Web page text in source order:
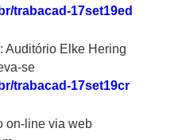
trabacad-17set19ed
Auditório Elke Hering
se
trabacad-17set19cr
on-line via web